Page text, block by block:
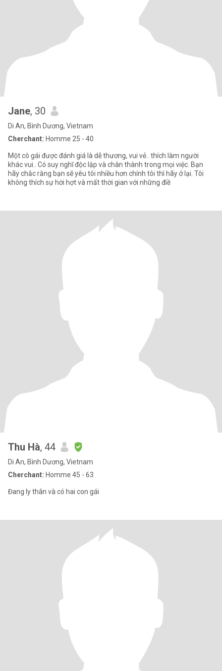
Jane, 30
Di An, Bình Dương, Vietnam
Cherchant: Homme 25 - 40
Một cô gái được đánh giá là dễ thương, vui vẻ.. thích làm người
khác vui.. Có suy nghĩ độc lập và chân thành trong mọi việc. Bạn
hãy chắc rằng bạn sẽ yêu tôi nhiều hơn chính tôi thì hãy ở lại. Tôi
không thích sự hời hợt và mất thời gian với những điề
Thu Hà, 44
Di An, Bình Dương, Vietnam
Cherchant: Homme 45 - 63
Đang ly thân và có hai con gái